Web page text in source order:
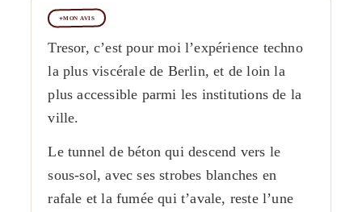
MON AVIS
Tresor, c’est pour moi l’expérience techno
la plus viscérale de Berlin, et de loin la
plus accessible parmi les institutions de la
ville.
Le tunnel de béton qui descend vers le
sous-sol, avec ses strobes blanches en
rafale et la fumée qui t’avale, reste l’une